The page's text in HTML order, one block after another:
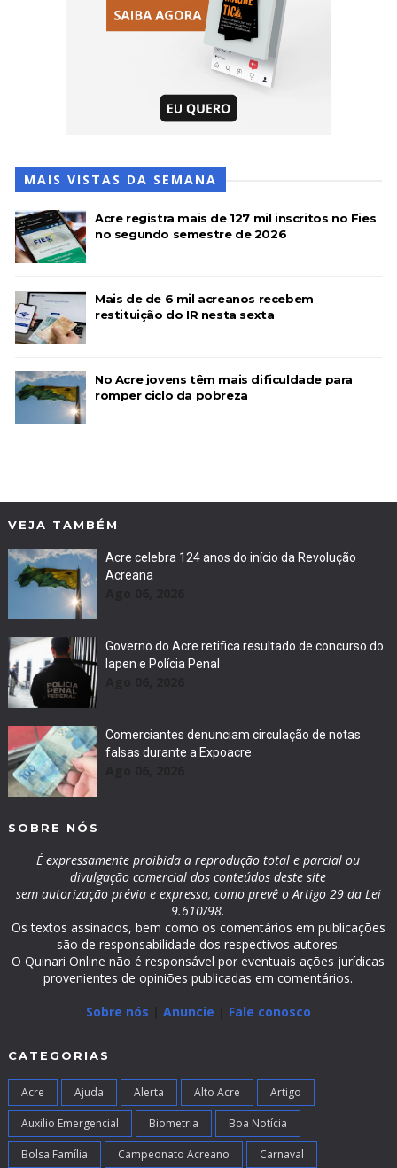
MAIS VISTAS DA SEMANA
Acre registra mais de 127 mil inscritos no Fies
no segundo semestre de 2026
Mais de de 6 mil acreanos recebem
restituição do IR nesta sexta
No Acre jovens têm mais dificuldade para
romper ciclo da pobreza
VEJA TAMBÉM
Acre celebra 124 anos do início da Revolução
Acreana
Governo do Acre retifica resultado de concurso do
Iapen e Polícia Penal
Comerciantes denunciam circulação de notas
falsas durante a Expoacre
SOBRE NÓS
É expressamente proibida a reprodução total e parcial ou
divulgação comercial dos conteúdos deste site
sem autorização prévia e expressa, como prevê o Artigo 29 da Lei
9.610/98.
Os textos assinados, bem como os comentários em publicações
são de responsabilidade dos respectivos autores.
O Quinari Online não é responsável por eventuais ações jurídicas
provenientes de opiniões publicadas em comentários.
Sobre nós
Anuncie Fale conosco
CATEGORIAS
Acre Ajuda Alerta Alto Acre Artigo
Auxilio Emergencial Biometria Boa Notícia
Bolsa Família Campeonato Acreano Carnaval